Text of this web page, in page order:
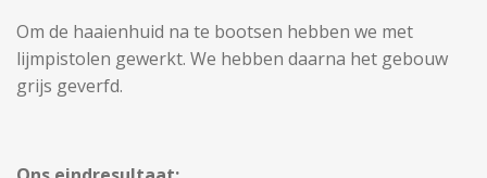
Om de haaienhuid na te bootsen hebben we met
lijmpistolen gewerkt. We hebben daarna het gebouw
grijs geverfd.